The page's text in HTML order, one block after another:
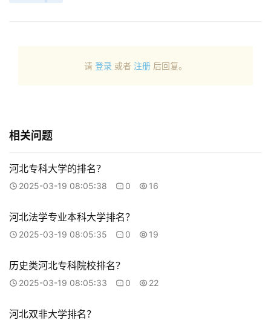
请 登录 或者 注册 后回复。
相关问题
河北专科大学的排名？
2025-03-19 08:05:38 0 16
河北法学专业本科大学排名？
2025-03-19 08:05:35 0 19
历史类河北专科院校排名？
2025-03-19 08:05:33 0 22
河北双非大学排名？